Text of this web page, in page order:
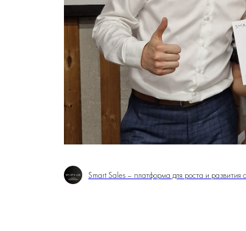
Smart Sales – платформа для роста и